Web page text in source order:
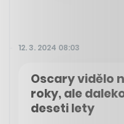
12. 3. 2024 08:03
Oscary vidělo
roky, ale
deseti lety